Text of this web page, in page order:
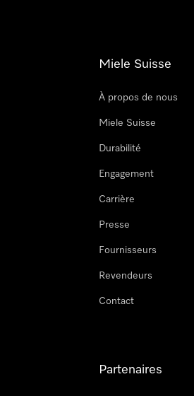
Miele Suisse
À propos de nous
Miele Suisse
Durabilité
Engagement
Carrière
Presse
Fournisseurs
Revendeurs
Contact
Partenaires